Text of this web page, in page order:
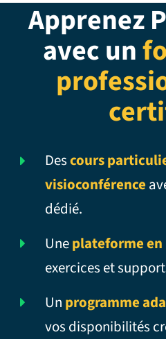
Apprenez
avec un
Descours
visioconférence
dédié.
Uneplateforme en
exercices et
Un programme
vos disponibilités